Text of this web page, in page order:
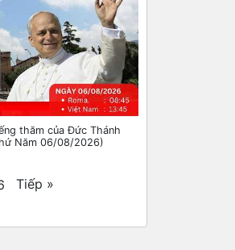
thăm của Đức Thánh
Năm 06/08/2026)
Tiếp »